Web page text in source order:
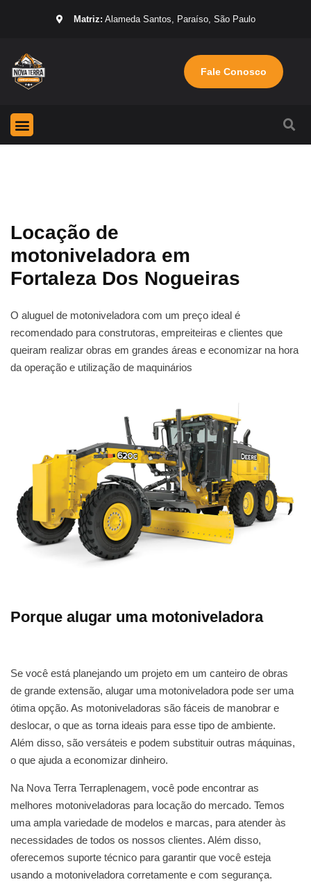
Matriz: Alameda Santos, Paraíso, São Paulo
Fale Conosco
Locação de
motoniveladora em
Fortaleza Dos Nogueiras
O aluguel de motoniveladora com um preço ideal é
recomendado para construtoras, empreiteiras e clientes que
queiram realizar obras em grandes áreas e economizar na hora
da operação e utilização de maquinários
Porque alugar uma motoniveladora
Se você está planejando um projeto em um canteiro de obras
de grande extensão, alugar uma motoniveladora pode ser uma
ótima opção. As motoniveladoras são fáceis de manobrar e
deslocar, o que as torna ideais para esse tipo de ambiente.
Além disso, são versáteis e podem substituir outras máquinas,
o que ajuda a economizar dinheiro.
Na Nova Terra Terraplenagem, você pode encontrar as
melhores motoniveladoras para locação do mercado. Temos
uma ampla variedade de modelos e marcas, para atender às
necessidades de todos os nossos clientes. Além disso,
oferecemos suporte técnico para garantir que você esteja
usando a motoniveladora corretamente e com segurança.